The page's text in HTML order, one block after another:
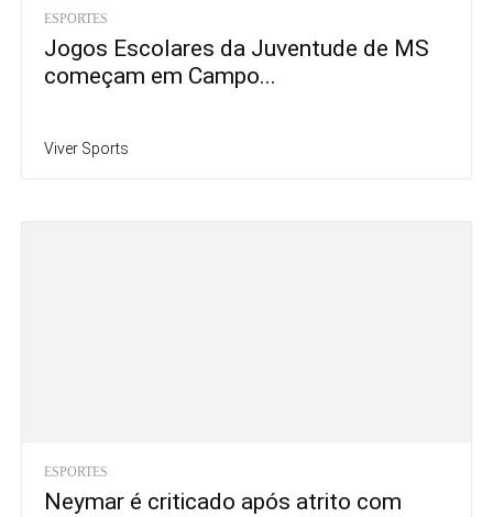
ESPORTES
Jogos Escolares da Juventude de MS
começam em Campo...
Viver Sports
ESPORTES
Neymar é criticado após atrito com